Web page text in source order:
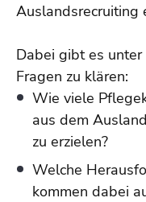
Auslandsrecruiting
Dabei gibt es
Fragen zu klären:
Wie viele
aus dem
zu erzielen?
Welche
kommen dabei